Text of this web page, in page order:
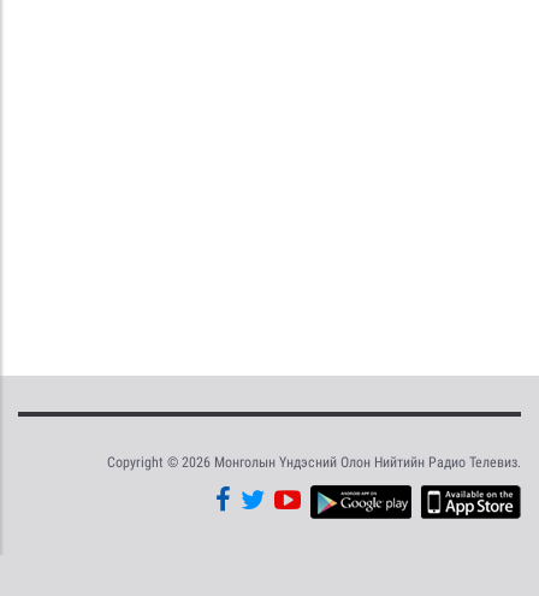
Copyright © 2026 Монголын Үндэсний Олон Нийтийн Радио Телевиз.